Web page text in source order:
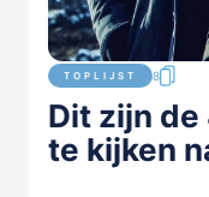
TOPLIJST 8
Dit zijn
te kijken